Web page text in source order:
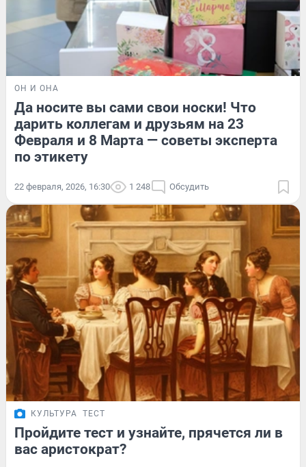
ОН И ОНА
Да носите вы сами свои носки! Что
дарить коллегам и друзьям на 23
Февраля и 8 Марта — советы эксперта
по этикету
22 февраля, 2026, 16:30 1 248 Обсудить
КУЛЬТУРА ТЕСТ
Пройдите тест и узнайте, прячется ли в
вас аристократ?